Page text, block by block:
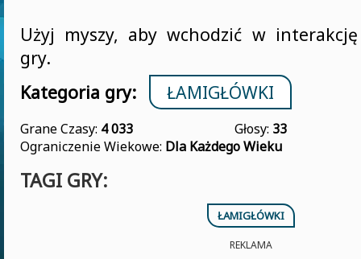
Użyj myszy, aby wchodzić w
gry.
Kategoria gry:
ŁAMIGŁÓWKI
Grane Czasy: 4 033 Głosy: 33
Ograniczenie Wiekowe: Dla Każdego Wieku
TAGI GRY:
ŁAMIGŁÓWKI
REKLAMA